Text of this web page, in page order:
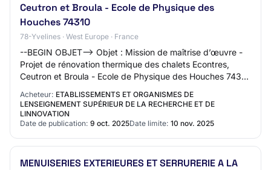
Ceutron et Broula - Ecole de Physique des
Houches 74310
78-Yvelines · West Europe · France
--BEGIN OBJET--> Objet : Mission de maîtrise d’œuvre -
Projet de rénovation thermique des chalets Econtres,
Ceutron et Broula - Ecole de Physique des Houches 74310
Acheteur: ETABLISSEMENTS ET ORGANISMES DE
LENSEIGNEMENT SUPÉRIEUR DE LA RECHERCHE ET DE
LINNOVATION
Date de publication: 9 oct. 2025Date limite: 10 nov. 2025
MENUISERIES EXTERIEURES ET SERRURERIE A LA